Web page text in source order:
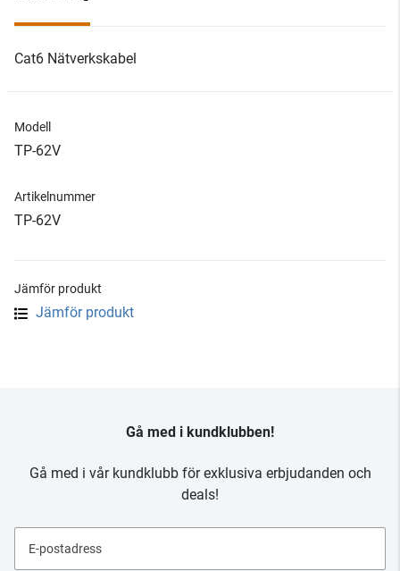
Cat6 Nätverkskabel
Modell
TP-62V
Artikelnummer
TP-62V
Jämför produkt
Jämför produkt
Gå med i kundklubben!
Gå med i vår kundklubb för exklusiva erbjudanden och
deals!
E-postadress